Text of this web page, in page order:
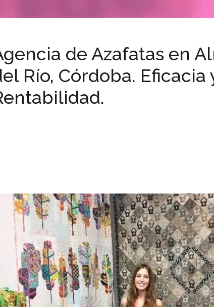
de Azafatas en
Río, Córdoba. Eficacia